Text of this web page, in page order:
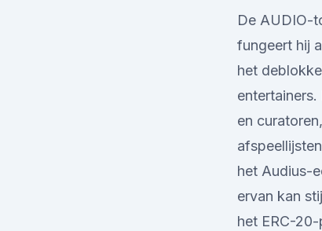
De AUDIO-
fungeert hij
het
en
het Audius-
ervan kan
het ERC-